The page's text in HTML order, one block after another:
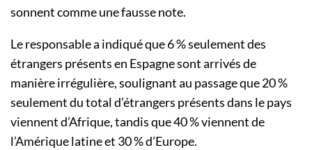
sonnent comme une fausse note.
Le responsable a indiqué que 6 % seulement des
étrangers présents en Espagne sont arrivés de
manière irrégulière, soulignant au passage que 20 %
seulement du total d’étrangers présents dans le pays
viennent d’Afrique, tandis que 40 % viennent de
l’Amérique latine et 30 % d’Europe.